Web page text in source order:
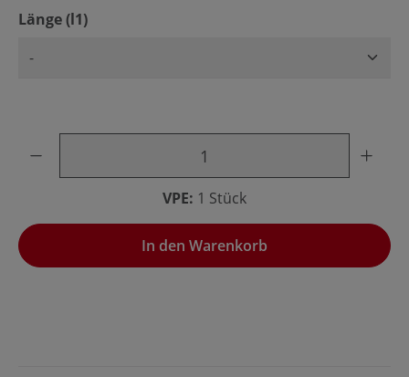
Länge (l1)auswählen
VPE: 1 Stück
In den Warenkorb